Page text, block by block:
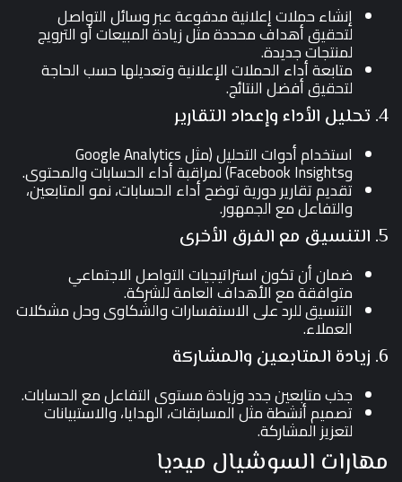
إنشاء حملات إعلانية مدفوعة عبر وسائل التواصل
لتحقيق أهداف محددة مثل زيادة المبيعات أو الترويج
لمنتجات جديدة.
متابعة أداء الحملات الإعلانية وتعديلها حسب الحاجة
لتحقيق أفضل النتائج.
4. تحليل الأداء وإعداد التقارير
استخدام أدوات التحليل (مثل Google Analytics
وFacebook Insights) لمراقبة أداء الحسابات والمحتوى.
تقديم تقارير دورية توضح أداء الحسابات، نمو المتابعين،
والتفاعل مع الجمهور.
5. التنسيق مع الفرق الأخرى
ضمان أن تكون استراتيجيات التواصل الاجتماعي
متوافقة مع الأهداف العامة للشركة.
التنسيق للرد على الاستفسارات والشكاوى وحل مشكلات
العملاء.
6. زيادة المتابعين والمشاركة
جذب متابعين جدد وزيادة مستوى التفاعل مع الحسابات.
تصميم أنشطة مثل المسابقات، الهدايا، والاستبيانات
لتعزيز المشاركة.
مهارات السوشيال ميديا